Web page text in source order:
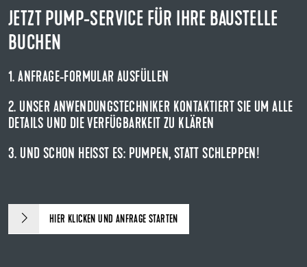
JETZT PUMP-SERVICE FÜR IHRE BAUSTELLE
BUCHEN
1. ANFRAGE-FORMULAR AUSFÜLLEN
2. UNSER ANWENDUNGSTECHNIKER KONTAKTIERT SIE UM ALLE
DETAILS UND DIE VERFÜGBARKEIT ZU KLÄREN
3. UND SCHON HEISST ES: PUMPEN, STATT SCHLEPPEN!
HIER KLICKEN UND ANFRAGE STARTEN